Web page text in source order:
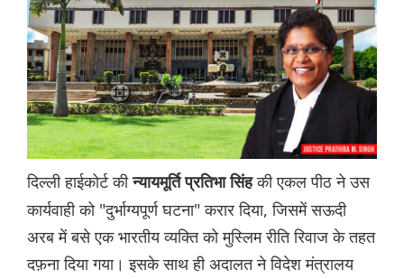
दिल्ली हाईकोर्ट कीन्यायमूर्ति प्रतिभा सिंहकी एकल पीठ ने उस
कार्यवाही को "दुर्भाग्यपूर्ण घटना" करार दिया, जिसमें सऊदी
अरब में बसे एक भारतीय व्यक्ति को मुस्लिम रीति रिवाज के तहत
दफ़ना दिया गया। इसके साथ ही अदालत ने विदेश मंत्रालय